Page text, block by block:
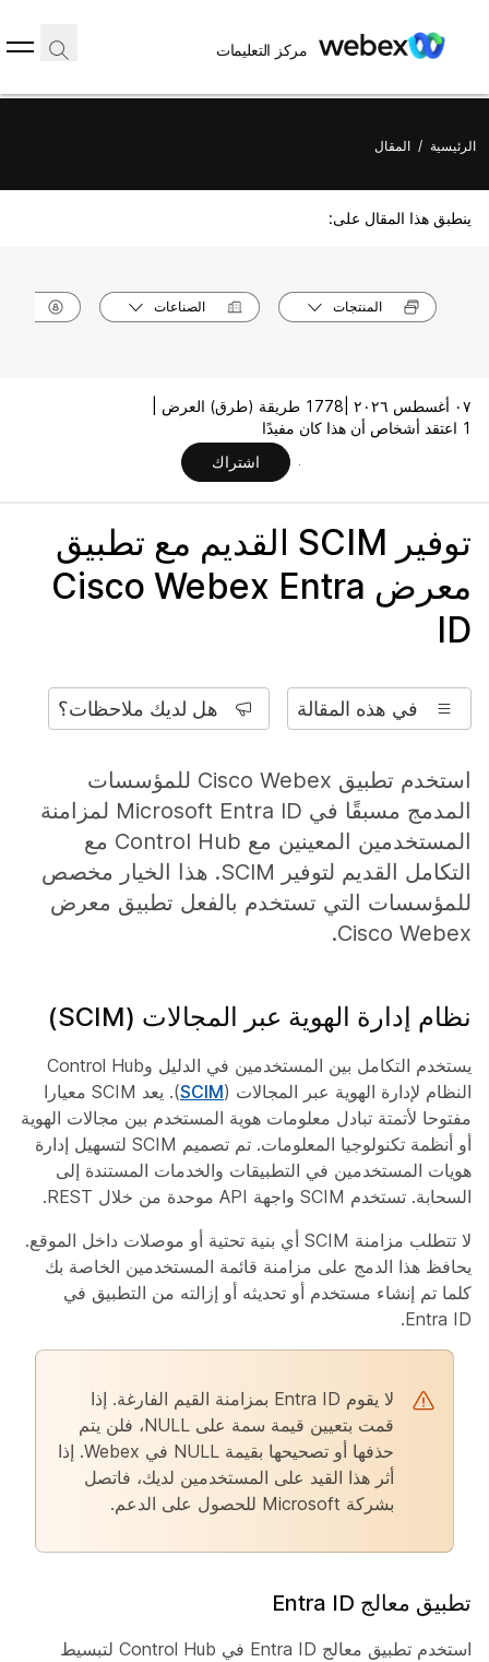
مركز التعليمات
الرئيسية / المقال
ينطبق هذا المقال على:
المنتجات الصناعات
٠٧ أغسطس ٢٠٢٦ |
1778 طريقة (طرق) العرض |
1 اعتقد أشخاص أن هذا كان مفيدًا
اشتراك
توفير SCIM القديم مع تطبيق
معرض Cisco Webex Entra
ID
في هذه المقالة هل لديك ملاحظات؟
استخدم تطبيق Cisco Webex للمؤسسات
المدمج مسبقًا في Microsoft Entra ID لمزامنة
المستخدمين المعينين مع Control Hub مع
التكامل القديم لتوفير SCIM. هذا الخيار مخصص
للمؤسسات التي تستخدم بالفعل تطبيق معرض
Cisco Webex.
نظام إدارة الهوية عبر المجالات (SCIM)
يستخدم التكامل بين المستخدمين في الدليل وControl Hub
النظام لإدارة الهوية عبر المجالات (SCIM
). يعد SCIM معيارا
مفتوحا لأتمتة تبادل معلومات هوية المستخدم بين مجالات الهوية
أو أنظمة تكنولوجيا المعلومات. تم تصميم SCIM لتسهيل إدارة
هويات المستخدمين في التطبيقات والخدمات المستندة إلى
السحابة. تستخدم SCIM واجهة API موحدة من خلال REST.
لا تتطلب مزامنة SCIM أي بنية تحتية أو موصلات داخل الموقع.
يحافظ هذا الدمج على مزامنة قائمة المستخدمين الخاصة بك
كلما تم إنشاء مستخدم أو تحديثه أو إزالته من التطبيق في
Entra ID.
لا يقوم Entra ID بمزامنة القيم الفارغة. إذا
قمت بتعيين قيمة سمة على NULL، فلن يتم
حذفها أو تصحيحها بقيمة NULL في Webex. إذا
أثر هذا القيد على المستخدمين لديك، فاتصل
بشركة Microsoft للحصول على الدعم.
تطبيق معالج Entra ID
استخدم تطبيق معالج Entra ID في Control Hub لتبسيط